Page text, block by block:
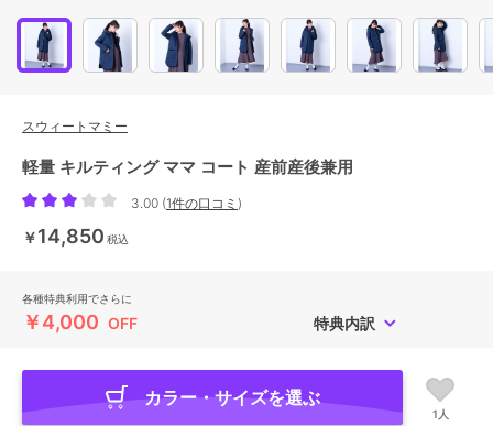
スウィートマミー
軽量 キルティング ママ コート 産前産後兼用
3.00 (1件の口コミ )
￥14,850 税込
各種特典利用でさらに
￥4,000 OFF 特典内訳
カラー・サイズを選ぶ
1人